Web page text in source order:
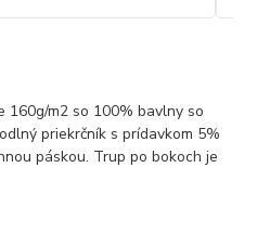
160g/m2 so 100% bavlny so
priekrčník s prídavkom 5%
páskou. Trup po bokoch je